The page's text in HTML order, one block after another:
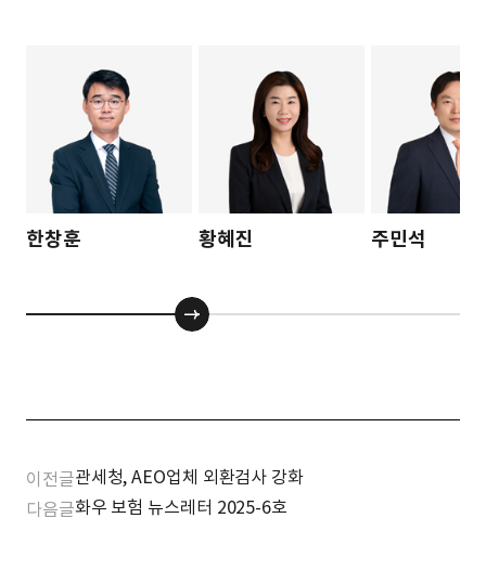
한창훈 황혜진 주민석
이전글관세청, AEO업체 외환검사 강화
다음글화우 보험 뉴스레터 2025-6호